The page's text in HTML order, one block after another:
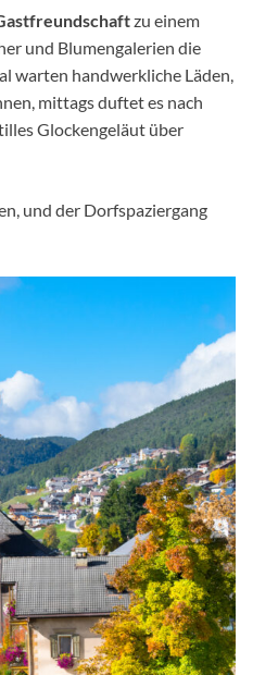
zu einem
und Blumengalerien die
warten handwerkliche Läden,
mittags duftet es nach
Glockengeläut über
und der Dorfspaziergang